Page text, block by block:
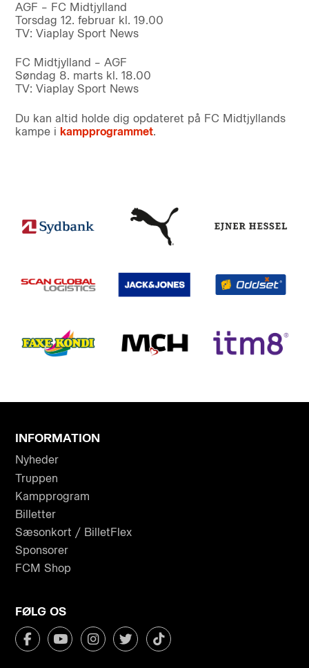
AGF – FC Midtjylland
Torsdag 12. februar kl. 19.00
TV: Viaplay Sport News
FC Midtjylland – AGF
Søndag 8. marts kl. 18.00
TV: Viaplay Sport News
Du kan altid holde dig opdateret på FC Midtjyllands
kampe i kampprogrammet.
INFORMATION
Nyheder
Truppen
Kampprogram
Billetter
Sæsonkort / BilletFlex
Sponsorer
FCM Shop
FØLG OS